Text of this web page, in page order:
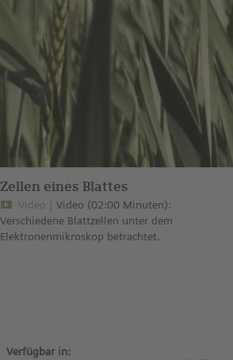
Zellen eines Blattes
Video
Video (02:00 Minuten):
Verschiedene Blattzellen unter dem
Elektronenmikroskop betrachtet.
Verfügbar in: